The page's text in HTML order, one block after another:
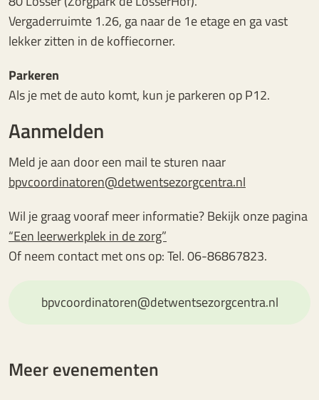
Vergaderruimte 1.26, ga naar de 1e etage en ga vast
lekker zitten in de koffiecorner.
Parkeren
Als je met de auto komt, kun je parkeren op P12.
Aanmelden
Meld je aan door een mail te sturen naar
bpvcoordinatoren@detwentsezorgcentra.nl
Wil je graag vooraf meer informatie? Bekijk onze pagina
“Een leerwerkplek in de zorg”
Of neem contact met ons op: Tel. 06-86867823.
bpvcoordinatoren@detwentsezorgcentra.nl
Meer evenementen